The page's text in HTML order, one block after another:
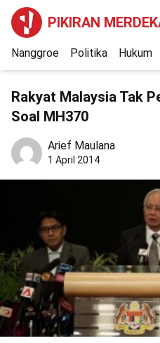
PIKIRAN
Nanggroe Politika Hukum
Rakyat Malaysia Tak
Soal MH370
Arief Maulana
1 April 2014